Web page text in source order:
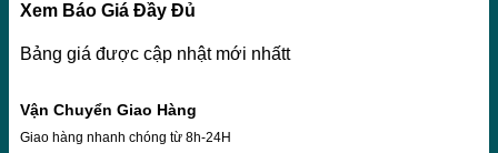
Xem Báo Giá Đầy Đủ
Bảng giá được cập nhật mới nhấtt
Vận Chuyển Giao Hàng
Giao hàng nhanh chóng từ 8h-24H